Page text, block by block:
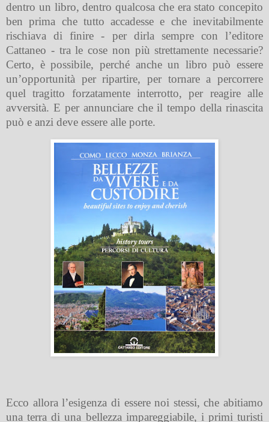
dentro un libro, dentro qualcosa che era stato concepito
ben prima che tutto accadesse e che inevitabilmente
rischiava di finire - per dirla sempre con l’editore
Cattaneo - tra le cose non più strettamente necessarie?
Certo, è possibile, perché anche un libro può essere
un’opportunità per ripartire, per tornare a percorrere
quel tragitto forzatamente interrotto, per reagire alle
avversità. E per annunciare che il tempo della rinascita
può e anzi deve essere alle porte.
Ecco allora l’esigenza di essere noi stessi, che abitiamo
una terra di una bellezza impareggiabile, i primi turisti